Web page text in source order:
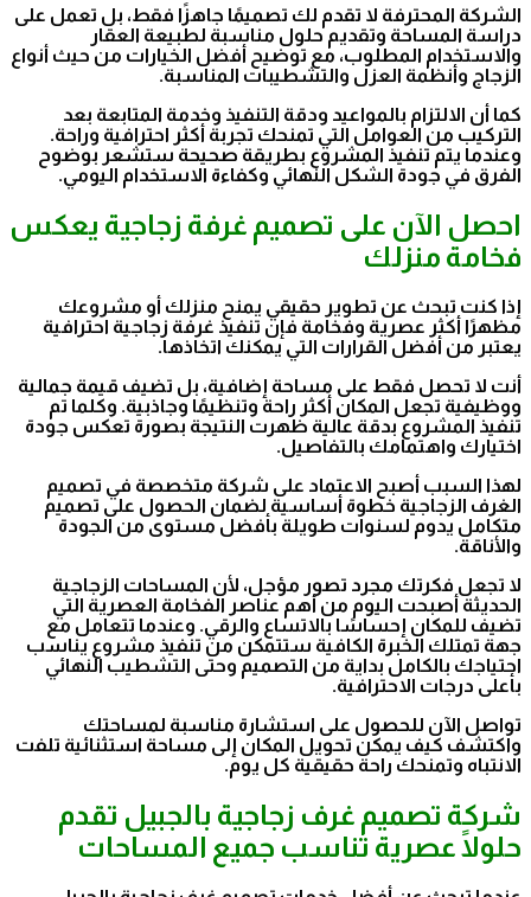
الشركة المحترفة لا تقدم لك تصميمًا جاهزًا فقط، بل تعمل على
دراسة المساحة وتقديم حلول مناسبة لطبيعة العقار
والاستخدام المطلوب، مع توضيح أفضل الخيارات من حيث أنواع
الزجاج وأنظمة العزل والتشطيبات المناسبة.
كما أن الالتزام بالمواعيد ودقة التنفيذ وخدمة المتابعة بعد
التركيب من العوامل التي تمنحك تجربة أكثر احترافية وراحة.
وعندما يتم تنفيذ المشروع بطريقة صحيحة ستشعر بوضوح
الفرق في جودة الشكل النهائي وكفاءة الاستخدام اليومي.
احصل الآن على تصميم غرفة زجاجية يعكس
فخامة منزلك
إذا كنت تبحث عن تطوير حقيقي يمنح منزلك أو مشروعك
مظهرًا أكثر عصرية وفخامة فإن تنفيذ غرفة زجاجية احترافية
يعتبر من أفضل القرارات التي يمكنك اتخاذها.
أنت لا تحصل فقط على مساحة إضافية، بل تضيف قيمة جمالية
ووظيفية تجعل المكان أكثر راحة وتنظيمًا وجاذبية. وكلما تم
تنفيذ المشروع بدقة عالية ظهرت النتيجة بصورة تعكس جودة
اختيارك واهتمامك بالتفاصيل.
لهذا السبب أصبح الاعتماد على شركة متخصصة في تصميم
الغرف الزجاجية خطوة أساسية لضمان الحصول على تصميم
متكامل يدوم لسنوات طويلة بأفضل مستوى من الجودة
والأناقة.
لا تجعل فكرتك مجرد تصور مؤجل، لأن المساحات الزجاجية
الحديثة أصبحت اليوم من أهم عناصر الفخامة العصرية التي
تضيف للمكان إحساسًا بالاتساع والرقي. وعندما تتعامل مع
جهة تمتلك الخبرة الكافية ستتمكن من تنفيذ مشروع يناسب
احتياجك بالكامل بداية من التصميم وحتى التشطيب النهائي
بأعلى درجات الاحترافية.
تواصل الآن للحصول على استشارة مناسبة لمساحتك
واكتشف كيف يمكن تحويل المكان إلى مساحة استثنائية تلفت
الانتباه وتمنحك راحة حقيقية كل يوم.
شركة تصميم غرف زجاجية بالجبيل تقدم
حلولًا عصرية تناسب جميع المساحات